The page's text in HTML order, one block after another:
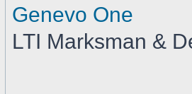
Genevo One
LTI Marksman &